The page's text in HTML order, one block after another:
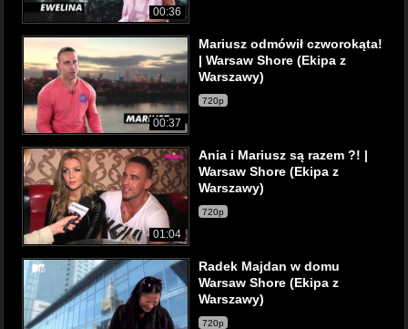
00:36
00:37
Mariusz odmówił czworokąta!
| Warsaw Shore (Ekipa z
Warszawy)
720p
01:04
Ania i Mariusz są razem ?! |
Warsaw Shore (Ekipa z
Warszawy)
720p
Radek Majdan w domu
Warsaw Shore (Ekipa z
Warszawy)
720p